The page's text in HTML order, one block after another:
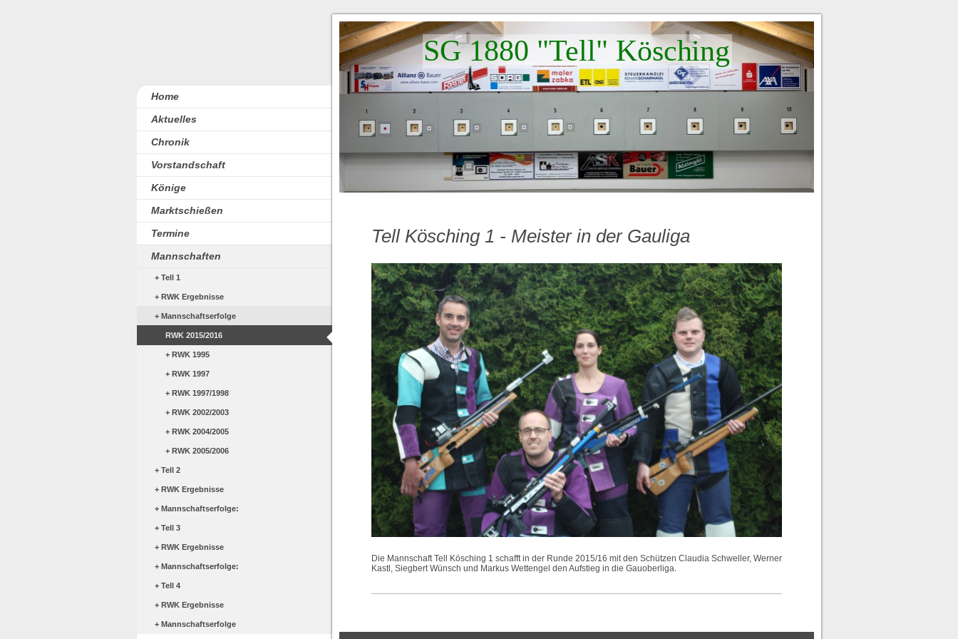
SG 1880 "Tell" Kösching
Tell Kösching 1 - Meister in der Gauliga
Die Mannschaft Tell Kösching 1 schafft in der Runde 2015/16 mit den Schützen Claudia Schweller, Werner
Kastl, Siegbert Wünsch und Markus Wettengel den Aufstieg in die Gauoberliga.
Home
Aktuelles
Chronik
Vorstandschaft
Könige
Marktschießen
Termine
Mannschaften
Tell 1
RWK Ergebnisse
Mannschaftserfolge
RWK 2015/2016
RWK 1995
RWK 1997
RWK 1997/1998
RWK 2002/2003
RWK 2004/2005
RWK 2005/2006
Tell 2
RWK Ergebnisse
Mannschaftserfolge:
Tell 3
RWK Ergebnisse
Mannschaftserfolge:
Tell 4
RWK Ergebnisse
Mannschaftserfolge